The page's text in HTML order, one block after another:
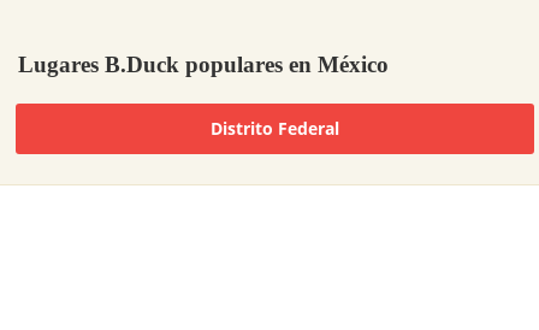
Lugares B.Duck populares en México
Distrito Federal